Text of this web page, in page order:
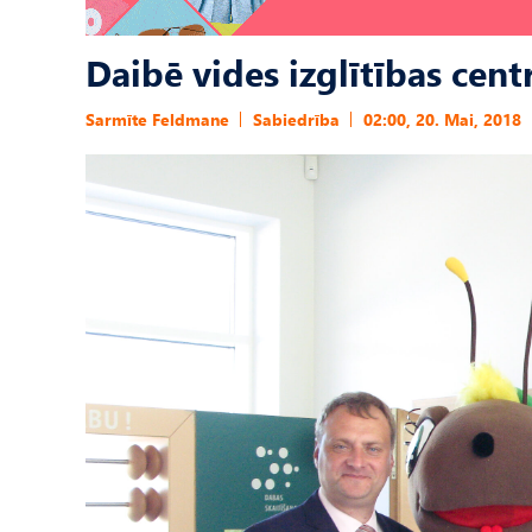
Daibē vides izglītības
Sarmīte Feldmane Sabiedrība 02:00, 20. Mai, 2018